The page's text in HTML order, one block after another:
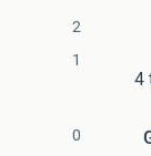
2
1
0
4